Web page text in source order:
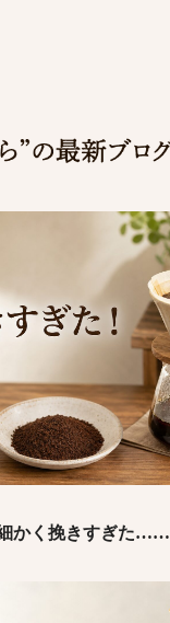
かく挽きすぎた……